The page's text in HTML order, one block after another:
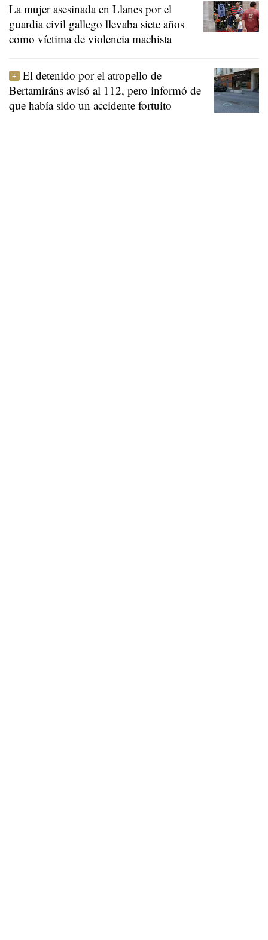
La mujer asesinada en Llanes por el
guardia civil gallego llevaba siete años
como víctima de violencia machista
El detenido por el atropello de
Bertamiráns avisó al 112, pero informó de
que había sido un accidente fortuito